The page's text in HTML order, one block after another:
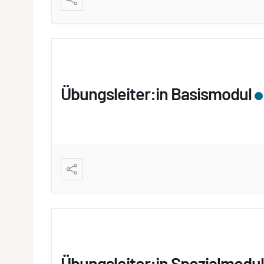
Übungsleiter:in Basismodul